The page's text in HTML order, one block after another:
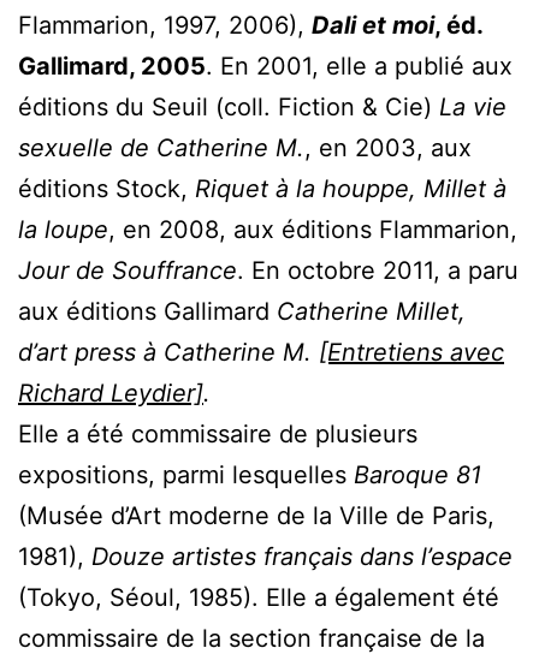
Flammarion, 1997, 2006), Dali et moi, éd.
Gallimard, 2005. En 2001, elle a publié aux
éditions du Seuil (coll. Fiction & Cie) La vie
sexuelle de Catherine M., en 2003, aux
éditions Stock, Riquet à la houppe, Millet à
la loupe, en 2008, aux éditions Flammarion,
Jour de Souffrance. En octobre 2011, a paru
aux éditions Gallimard Catherine Millet,
d’art press à Catherine M. [Entretiens avec
Richard Leydier].
Elle a été commissaire de plusieurs
expositions, parmi lesquelles Baroque 81
(Musée d’Art moderne de la Ville de Paris,
1981), Douze artistes français dans l’espace
(Tokyo, Séoul, 1985). Elle a également été
commissaire de la section française de la